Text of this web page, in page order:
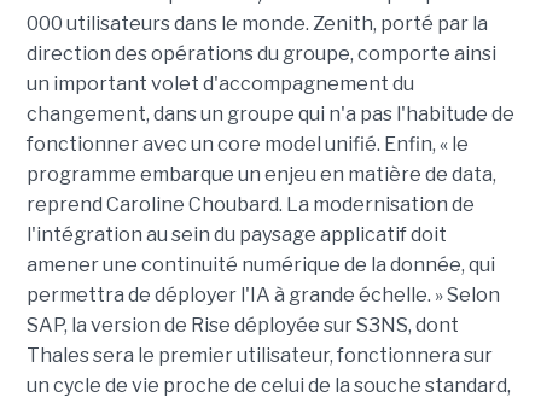
000 utilisateurs dans le monde. Zenith, porté par la
direction des opérations du groupe, comporte ainsi
un important volet d'accompagnement du
changement, dans un groupe qui n'a pas l'habitude de
fonctionner avec un core model unifié. Enfin, « le
programme embarque un enjeu en matière de data,
reprend Caroline Choubard. La modernisation de
l'intégration au sein du paysage applicatif doit
amener une continuité numérique de la donnée, qui
permettra de déployer l'IA à grande échelle. » Selon
SAP, la version de Rise déployée sur S3NS, dont
Thales sera le premier utilisateur, fonctionnera sur
un cycle de vie proche de celui de la souche standard,